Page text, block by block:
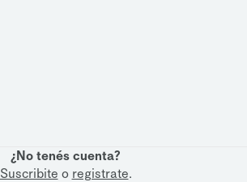
¿No tenés cuenta?
Suscribite o registrate.